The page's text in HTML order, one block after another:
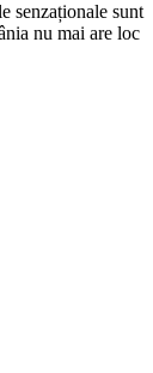
senzaționale sunt
nu mai are loc